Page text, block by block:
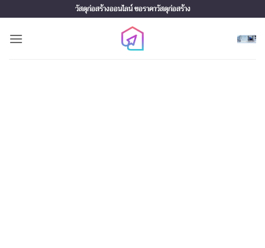
to
content
วัสดุก่อสร้างออนไลน์ ขอราคาวัสดุก่อสร้าง